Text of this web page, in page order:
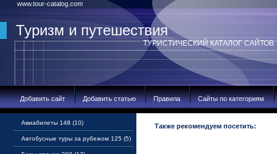
www.tour-catalog.com
Туризм и путешествия
ТУРИСТИЧЕСКИЙ КАТАЛОГ САЙТОВ
Добавить сайт Добавить статью Правила Сайты по категориям
Авиабилеты 148 (10)
Автобусные туры за рубежом 125 (5)
Также рекомендуем посетить: